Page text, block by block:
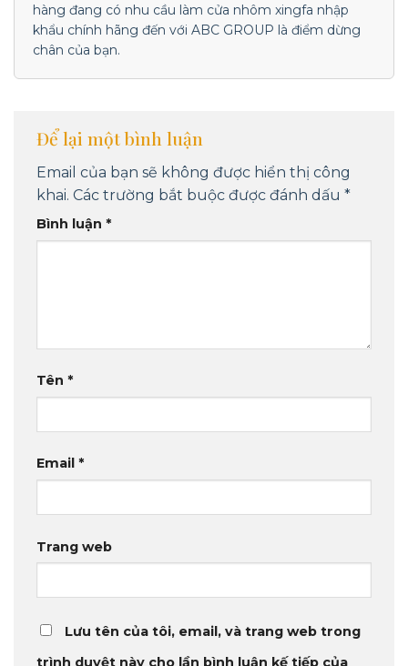
hàng đang có nhu cầu làm cửa nhôm xingfa nhập
khẩu chính hãng đến với ABC GROUP là điểm dừng
chân của bạn.
Để lại một bình luận
Email của bạn sẽ không được hiển thị công
khai. Các trường bắt buộc được đánh dấu *
Bình luận *
Tên *
Email *
Trang web
Lưu tên của tôi, email, và trang web trong
trình duyệt này cho lần bình luận kế tiếp của